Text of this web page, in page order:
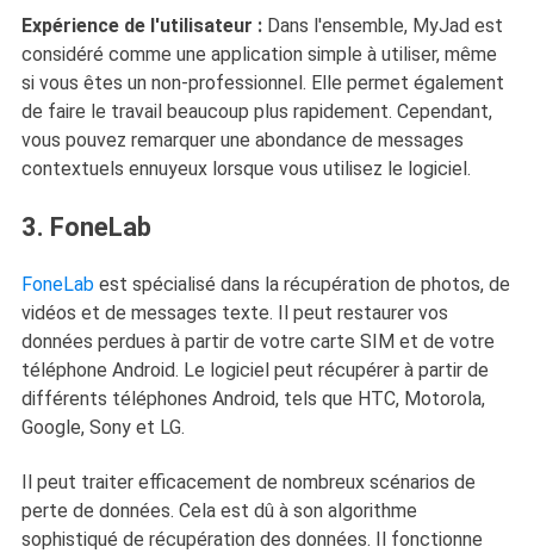
Expérience de l'utilisateur :Dans l'ensemble, MyJad est
considéré comme une application simple à utiliser, même
si vous êtes un non-professionnel. Elle permet également
de faire le travail beaucoup plus rapidement. Cependant,
vous pouvez remarquer une abondance de messages
contextuels ennuyeux lorsque vous utilisez le logiciel.
3. FoneLab
FoneLabest spécialisé dans la récupération de photos, de
vidéos et de messages texte. Il peut restaurer vos
données perdues à partir de votre carte SIM et de votre
téléphone Android. Le logiciel peut récupérer à partir de
différents téléphones Android, tels que HTC, Motorola,
Google, Sony et LG.
Il peut traiter efficacement de nombreux scénarios de
perte de données. Cela est dû à son algorithme
sophistiqué de récupération des données. Il fonctionne